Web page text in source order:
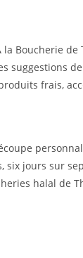
Boucherie de
suggestions
frais,
jours sur
halal de